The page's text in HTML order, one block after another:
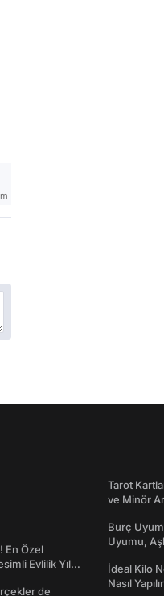
En Özel
Evlilik Yıl
de
Tarot
ve Minör
Burç
Uyumu,
İdeal Kilo
Nasıl